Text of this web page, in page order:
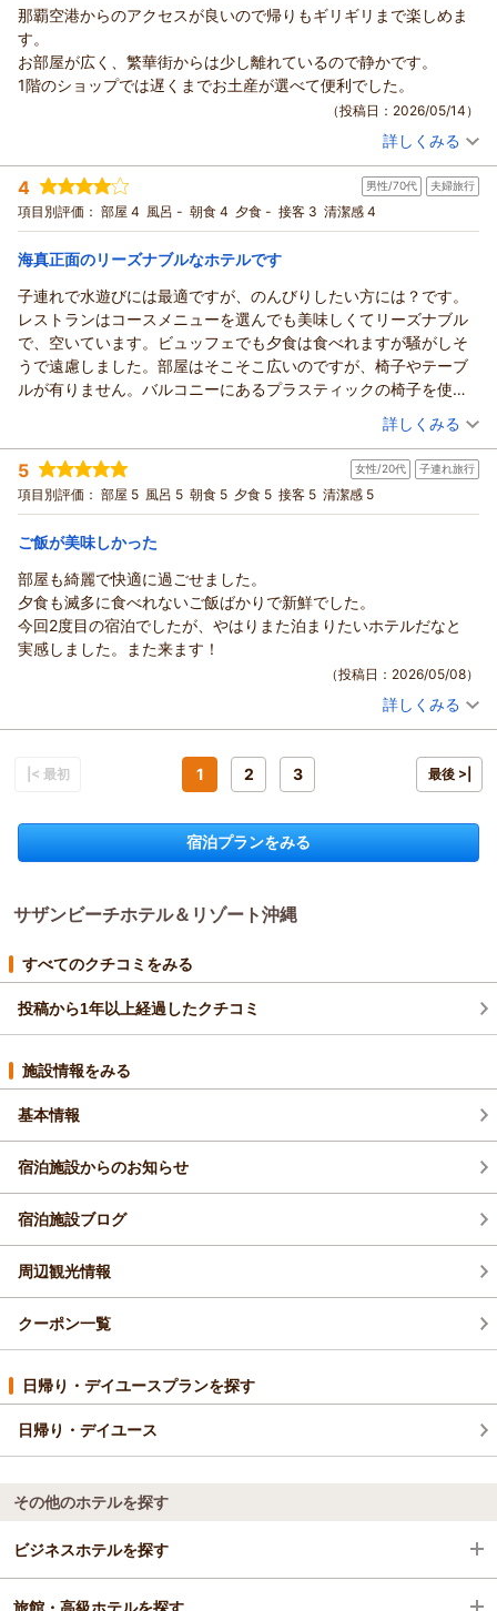
顔が見られたのでしたら、これ以上に嬉しいことはございませ
ん。
「ここに来ると、家族みんなが笑顔になれる」そう言っていた
だけるホテルであり続けられるよう、これからも心を込めてお
また来年、一回り大きくなったお子様たちと皆様にお会いでき
（返信日：2026/05/18）
う。
接客も決して褒められたものではありません。
初歩的な接客マニュアルを徹底すべきだとおもいます。
ただ、クラブフロアでしたので、ラウンジを使わせていただきま
したが、こちらは接客も良く、軽食などのレベルも高く大変満足
生意気なようですが、団体客も大事なお客様で、そこのコスト管
理などで大変かと思いますが、今一度お客様に寄り添ったホテル
の在り方について考えるべきだと感じました。
まだまだ伸びしろのあるホテルだと思います。
さい。
サザンビーチホテル＆リゾート沖縄からの返信
ボス 様
この度は、リフレッシュを兼ねた大切なご旅行にサザンビーチ
ホテル＆リゾート沖縄をお選びいただき、誠にありがとうござ
いました。また、ホテルのさらなる成長を願って、大変貴重で
愛のあるご意見をお寄せいただきましたことに、心より感謝申
し上げます。
しかしながら、クラブフロアという特別なお部屋をご用意した
にもかかわらず、テラスの汚れや室内のカビ臭、鏡の清掃不備
により、ご不快な思いをさせてしまいましたこと、深くお詫び
申し上げます。また、夕食ビュッフェの内容や一部スタッフの
り、マネージャーとして大変心苦しく、猛省しております。
いただきましたご指摘は、私を含め、清掃・調理・接客の各責
任者へ共有し、改善に改善に努めたいと思います。
そのような中で、プレミアムラウンジでの接客や軽食、また朝
食の洋食につきまして「大変満足」とのお言葉をいただけたこ
とは、ラウンジスタッフをはじめ、私どもの大きな救いでござ
ボス様が仰る通り、当ホテルには「まだまだ伸びしろがある」
と私どもも確信しております。今回いただいた「辛口」のお言
葉をスタッフ一人ひとりが胸に刻み、次回お帰りいただいた際
には「本当に良いホテルになった」と実感していただけるよ
誠に勝手なお願いではございますが、どうかこれに懲りず、再
び当ホテルへ挽回のチャンスをいただけますと幸いでございま
す。 ボス様にまたお会いできる日を、スタッフ一同心よりお待
ち申し上げております。
（返信日：2026/05/16）
那覇空港からのアクセスが良いので帰りもギリギリまで楽しめま
す。
お部屋が広く、繁華街からは少し離れているので静かです。
1階のショップでは遅くまでお土産が選べて便利でした。
（投稿日：2026/05/14）
投稿者： なっちゃんさん(女性/50代)
宿泊プラン： 【スタンダード】空港近くのビーチリゾート！素泊まりでお得
に観光満喫！/ 食事なし
ツイン 食事なし
宿泊価格帯： 8,001～9,000円(大人一人あたり/税込)
なっちゃん 様
この度はサザンビーチホテル＆リゾート沖縄にご宿泊いただ
き、誠にありがとうございました。また、お忙しい中、大変励
みになるご感想をお寄せいただきましたこと、重ねて御礼申し
上げます。
なっちゃん様が仰る通り、当ホテルは那覇空港から車で約20分
という立地にあるため、ご出発の直前まで沖縄での時間を目一
杯楽しんでいただける点が大変好評をいただいております。旅
の最後のひとときまで有意義にお過ごしいただけた様子が伺
え、私どもも嬉しい限りでございます。
また、客室の広さや周辺の静かな環境、1階サザン・プラザ（シ
お役に立てて何よりでございます。繁華街の喧騒から離れた糸
満の心地よい海の風を感じながら、夜はお土産選びをゆっくり
とお楽しみいただけたようで幸いでございます。
これからも、お越しいただくすべてのお客様に「便利で、快適
で、心からリラックスできる旅」をお届けできるよう、スタッ
なっちゃん様のまたの「お帰り」を、スタッフ一同心よりお待
（返信日：2026/05/16）
詳しくみる
4 男性/70代 夫婦旅行
項目別評価： 部屋 4 風呂 - 朝食 4 夕食 - 接客 3 清潔感 4
海真正面のリーズナブルなホテルです
子連れで水遊びには最適ですが、のんびりしたい方には？です。
レストランはコースメニューを選んでも美味しくてリーズナブル
で、空いています。ビュッフェでも夕食は食べれますが騒がしそ
うで遠慮しました。部屋はそこそこ広いのですが、椅子やテーブ
ルが有りません。バルコニーにあるプラスティックの椅子を使い
（投稿日：2026/05/10）
宿泊時期： 2026年05月宿泊 (夫婦旅行)
投稿者： saekiさん
宿泊プラン： 【早期割55】連泊でホテルクレジット付♪夕陽を望むビーチま
で徒歩1分の糸満リゾート！／朝食ブッフェ付
ツイン 朝のみ
宿泊価格帯： 12,001～13,000円(大人一人あたり/税込)
サザンビーチホテル＆リゾート沖縄からの返信
この度は当ホテルをご利用いただき、誠にありがとうございま
した。また、お忙しい中、具体的なご感想をお寄せいただきま
したこと、重ねて御礼申し上げます。
レストランのコースメニューにご満足いただけたとのこと、大
変嬉しく拝見いたしました。落ち着いた雰囲気の中で、当ホテ
ル自慢の料理をお楽しみいただけたのであれば幸いです。
せんでした。椅子やテーブルの配置など、お客様がより快適に
「のんびりと」お過ごしいただける空間づくりについて、今後
の改善の参考とさせていただきます。バルコニーの椅子をご活
用いただく形となり、お手数をおかけいたしました。
目の前の海での水遊びをお楽しみいただけた一方で、バス移動
ざいます。
努めてまいります。またのお越しを、スタッフ一同心よりお待
ち申し上げております。
詳しくみる
5 女性/20代 子連れ旅行
項目別評価： 部屋 5 風呂 5 朝食 5 夕食 5 接客 5 清潔感 5
ご飯が美味しかった
部屋も綺麗で快適に過ごせました。
夕食も滅多に食べれないご飯ばかりで新鮮でした。
今回2度目の宿泊でしたが、やはりまた泊まりたいホテルだなと
実感しました。また来ます！
（投稿日：2026/05/08）
投稿者： じゅりさん(女性/20代)
の前のビーチOPEN！リゾートを一日中満喫♪
ツイン
10,001～11,000円(大人一人あたり/税込)
サザンビーチホテル＆リゾート沖縄からの返信
に、すべての項目において最高のご評価をいただきましたこ
「やはりまた泊まりたい」と確信していただけたことが、私共
にとって何よりの喜びです。当館自慢の夕食についても、新鮮
な驚きとともに楽しんでいただけたようで、料理長も大変喜ん
でおります。
いても「最高」と感じていただけるホテルであり続けたいと思
います。またの「お帰り」を、スタッフ一同笑顔でお待ちして
おります。
詳しくみる
|< 最初 1 2 3 最後 >|
宿泊プランをみる
サザンビーチホテル＆リゾート沖縄
すべてのクチコミをみる
投稿から1年以上経過したクチコミ
施設情報をみる
基本情報
宿泊施設からのお知らせ
宿泊施設ブログ
周辺観光情報
クーポン一覧
日帰り・デイユースプランを探す
日帰り・デイユース
その他のホテルを探す
ビジネスホテルを探す
沖縄県
旅館・高級ホテルを探す